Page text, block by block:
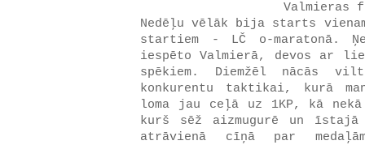
Valmieras
Nedēļu vēlāk bija starts
startiem - LČ o-maratonā.
iespēto Valmierā, devos ar
spēkiem. Diemžēl nācās
konkurentu taktikai, kurā
loma jau ceļā uz 1KP, kā
kurš sēž aizmugurē un
atrāvienā cīņā par